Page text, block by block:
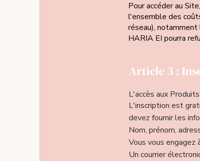
Pour accéder au
l'ensemble des
réseau),
HARIA EI pourra
Article 3 :
L'accès aux
L'inscription est
devez fournir les
Nom, prénom,
Vous vous engagez
Un courrier